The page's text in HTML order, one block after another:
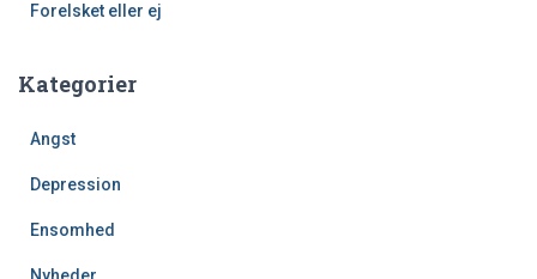
Forelsket eller ej
Kategorier
Angst
Depression
Ensomhed